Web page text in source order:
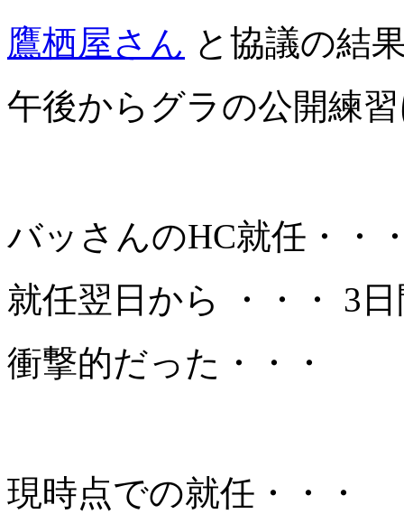
鷹栖屋さん と協議の結
午後からグラの公開練
バッさんのHC就任・・
就任翌日から ・・・ 3
衝撃的だった・・・
現時点での就任・・・